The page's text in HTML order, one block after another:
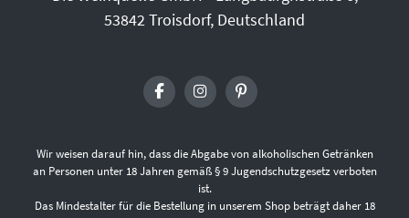
53842 Troisdorf, Deutschland
Wir weisen darauf hin, dass die Abgabe von alkoholischen Getränken
an Personen unter 18 Jahren gemäß § 9 Jugendschutzgesetz verboten
ist.
Das Mindestalter für die Bestellung in unserem Shop beträgt daher 18